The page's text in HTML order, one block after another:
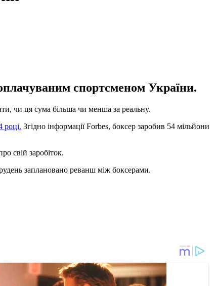
спортсменом України.
чи ця сума більша чи менша за реальну.
році. Згідно інформації Forbes, боксер заробив 54 мільйони
свій заробіток.
заплановано реванш між боксерами.